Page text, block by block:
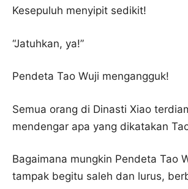
Kesepuluh menyipit sedikit!
“Jatuhkan, ya!”
Pendeta Tao Wuji mengangguk!
Semua orang di Dinasti Xiao
mendengar apa yang dikatakan
Bagaimana mungkin Pendeta Tao
tampak begitu saleh dan lurus,